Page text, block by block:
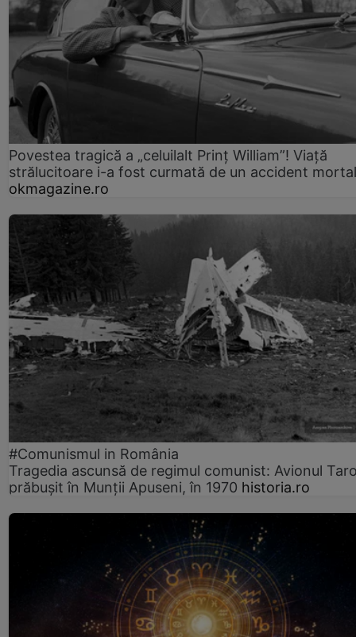
Povestea tragică a „celuilalt Prinț William”! Viață
strălucitoare i-a fost curmată de un accident mortal
okmagazine.ro
#Comunismul in România
Tragedia ascunsă de regimul comunist: Avionul
prăbușit în Munții Apuseni, în 1970 historia.ro